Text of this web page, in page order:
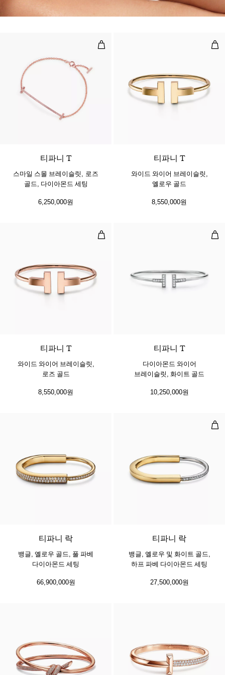
스마일 스몰 브레이슬릿, 로즈 골드,
티파니 T
스마일 스몰 브레이슬릿, 로즈
골드, 다이아몬드 세팅
6,250,000원
와
티파니 T
와이드 와이어 브레이슬릿,
옐로우 골드
8,550,000원
와이드 와이어 브레이슬릿, 로즈 골
티파니 T
와이드 와이어 브레이슬릿,
로즈 골드
8,550,000원
다
티파니 T
다이아몬드 와이어
브레이슬릿, 화이트 골드
10,250,000원
티파니 락
뱅글, 옐로우 골드, 풀 파베
다이아몬드 세팅
66,900,000원
뱅
티파니 락
뱅글, 옐로우 및 화이트 골드,
하프 파베 다이아몬드 세팅
27,500,000원